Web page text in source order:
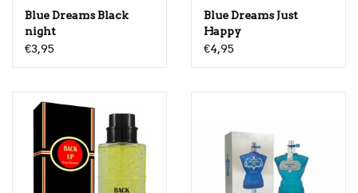
Blue Dreams Black
night
€3,95
Blue Dreams Just
Happy
€4,95